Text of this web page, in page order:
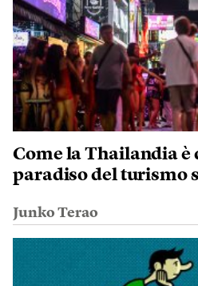
Come la Thailandia è
paradiso del turismo
Junko Terao